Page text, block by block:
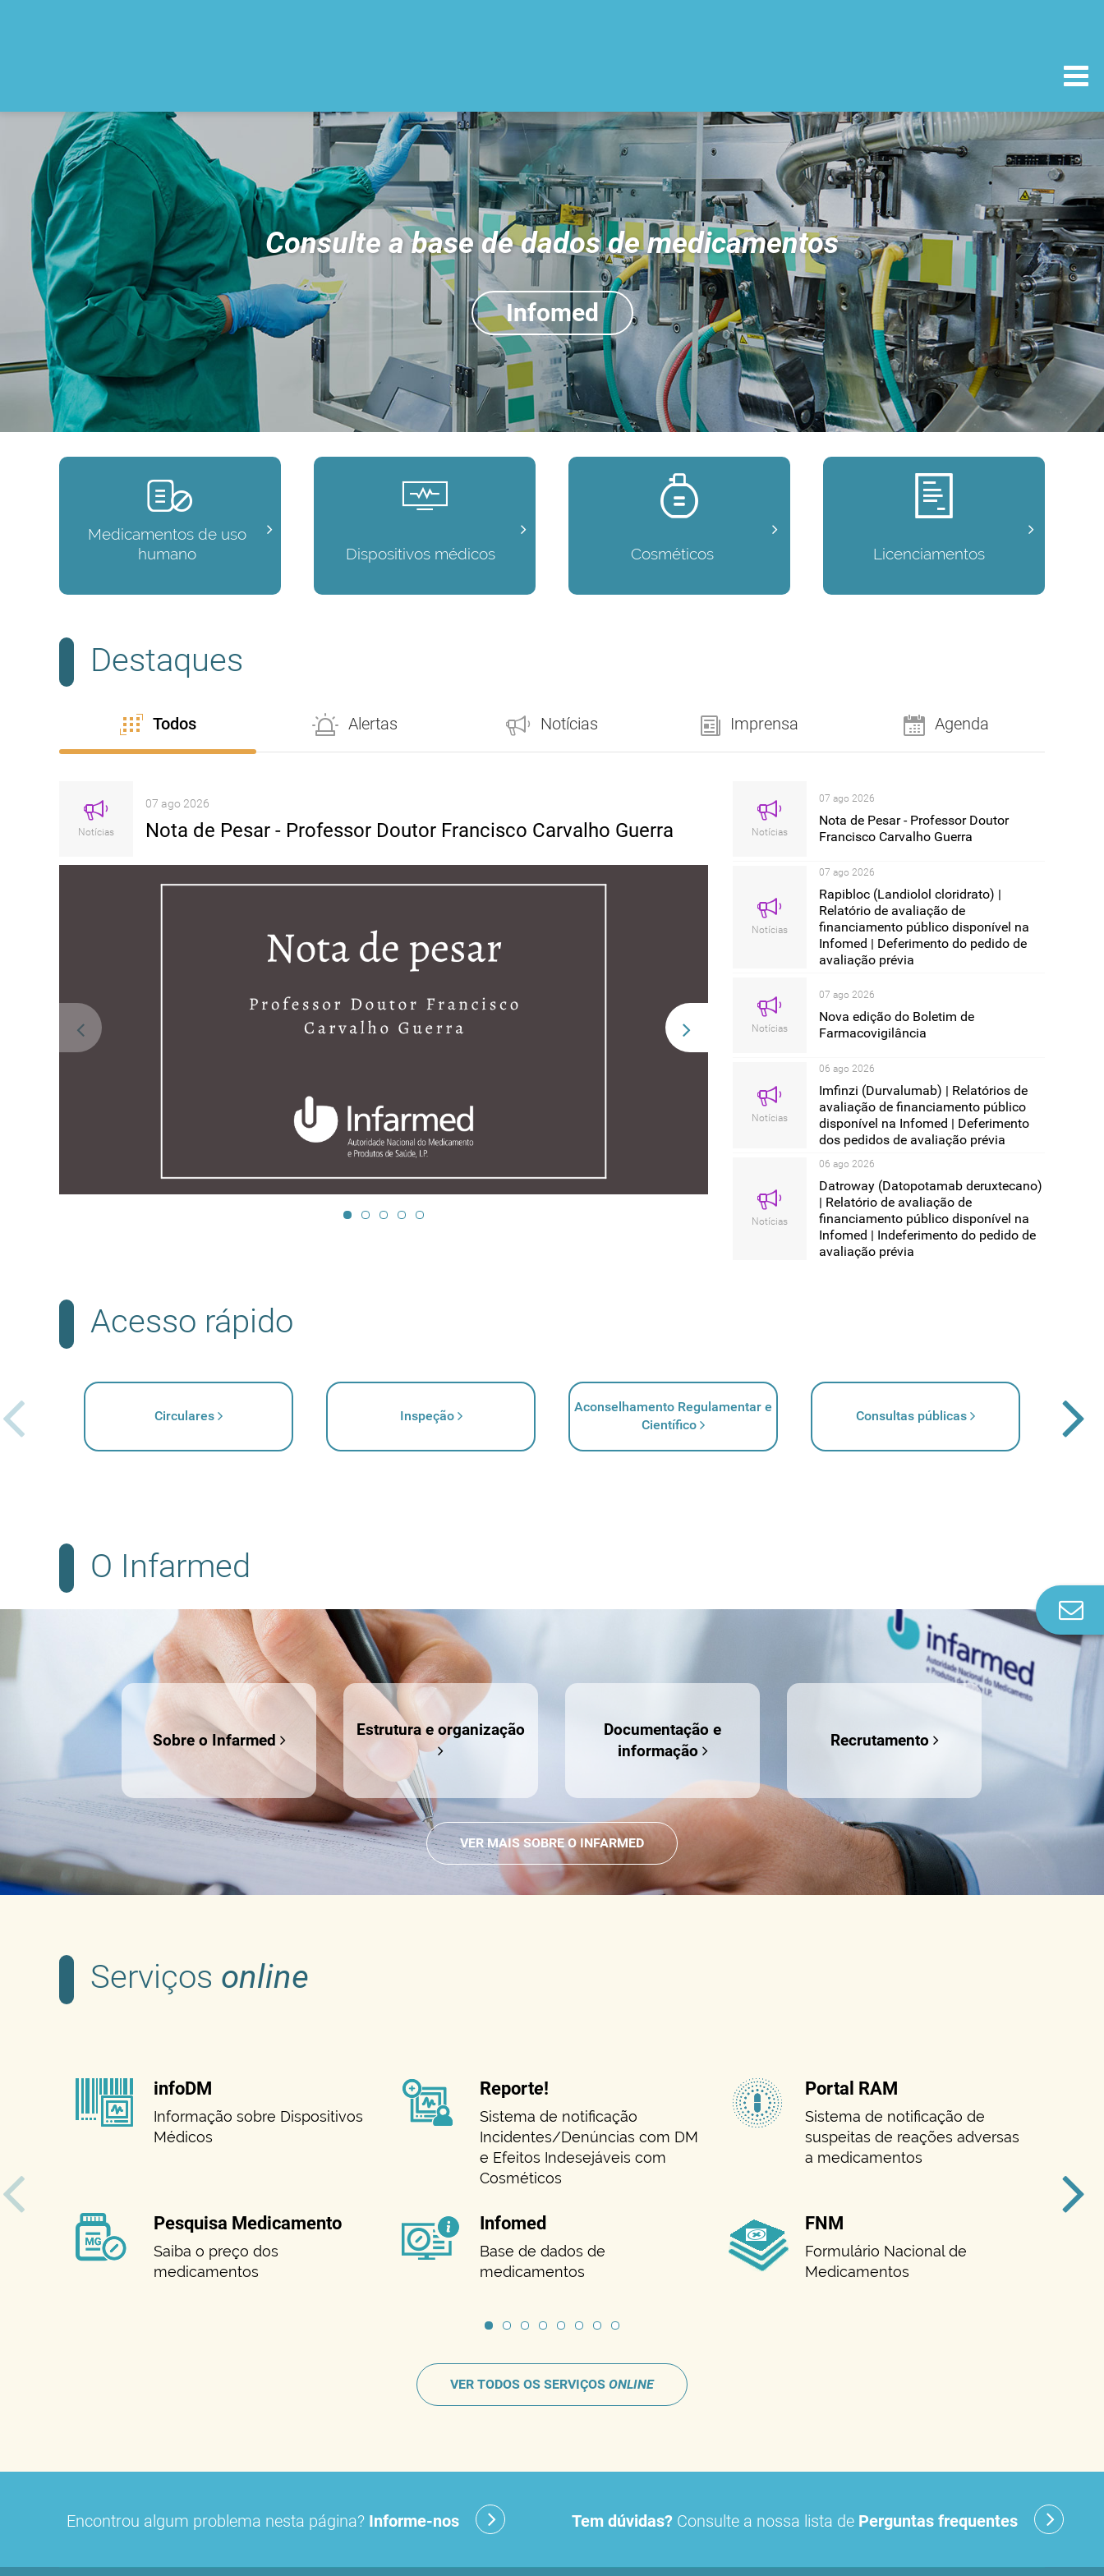
Consulte a base de dados de medicamentos
Infomed
Medicamentos de uso
humano
Dispositivos médicos Cosméticos Licenciamentos
Destaques
Todos Alertas Notícias Imprensa Agenda
Rapibloc (Landiolol cloridrato) | Relatório de avaliação de
financiamento público disponível na Infomed | Deferimento do
pedido de avaliação prévia
Notícias
07 ago 2026
Nova edição do Boletim de
Notícias
07 ago 2026
Nota de Pesar - Professor Doutor
Francisco Carvalho Guerra
Notícias
07 ago 2026
Rapibloc (Landiolol cloridrato) |
Relatório de avaliação de
financiamento público disponível na
Infomed | Deferimento do pedido de
avaliação prévia
Notícias
07 ago 2026
Nova edição do Boletim de
Farmacovigilância
Notícias
06 ago 2026
Imfinzi (Durvalumab) | Relatórios de
avaliação de financiamento público
disponível na Infomed | Deferimento
dos pedidos de avaliação prévia
Notícias
06 ago 2026
Datroway (Datopotamab deruxtecano)
| Relatório de avaliação de
financiamento público disponível na
Infomed | Indeferimento do pedido de
avaliação prévia
Acesso rápido
Circulares Inspeção
Aconselhamento Regulamentar e
Científico
Consultas públicas
O Infarmed
Sobre o Infarmed
Estrutura e organização
Documentação e
informação
Recrutamento
VER MAIS SOBRE O INFARMED
Serviços online
infoDM
Informação sobre Dispositivos
Médicos
Reporte!
Sistema de notificação
Incidentes/Denúncias com DM
e Efeitos Indesejáveis com
Cosméticos
Portal RAM
Sistema de notificação de
suspeitas de reações adversas
a medicamentos
Pesquisa Medicamento
Saiba o preço dos
medicamentos
Infomed
Base de dados de
medicamentos
FNM
Formulário Nacional de
Medicamentos
VER TODOS OS SERVIÇOS ONLINE
Encontrou algum problema nesta página? Informe-nos Tem dúvidas? Consulte a nossa lista de Perguntas frequentes